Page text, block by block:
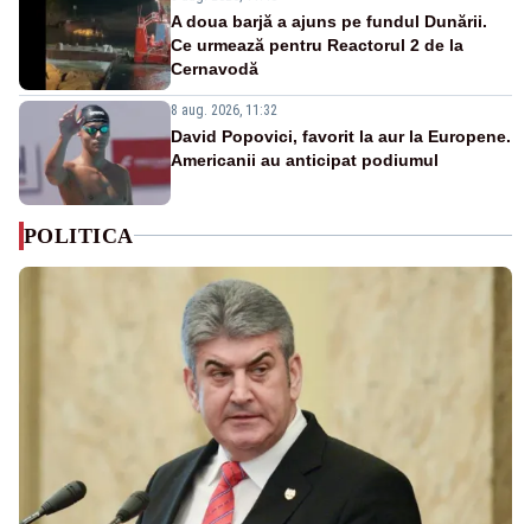
A doua barjă a ajuns pe fundul Dunării.
Ce urmează pentru Reactorul 2 de la
Cernavodă
8 aug. 2026, 11:32
David Popovici, favorit la aur la Europene.
Americanii au anticipat podiumul
POLITICA